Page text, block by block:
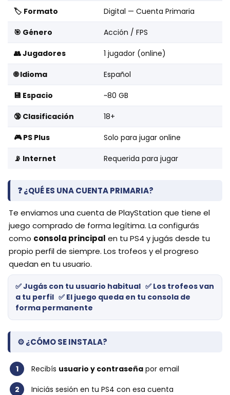
🏷️ Formato Digital — Cuenta Primaria
🎯 Género Acción / FPS
👥 Jugadores 1 jugador (online)
🌐 Idioma Español
💾 Espacio ~80 GB
🔞 Clasificación 18+
🎮 PS Plus Solo para jugar online
📡 Internet Requerida para jugar
❓ ¿QUÉ ES UNA CUENTA PRIMARIA?
Te enviamos una cuenta de PlayStation que tiene el
juego comprado de forma legítima. La configurás
como consola principal en tu PS4 y jugás desde tu
propio perfil de siempre. Los trofeos y el progreso
quedan en tu usuario.
✅ Jugás con tu usuario habitual ✅ Los trofeos van
a tu perfil ✅ El juego queda en tu consola de
forma permanente
⚙️ ¿CÓMO SE INSTALA?
1 Recibís usuario y contraseña por email
2
Iniciás sesión en tu PS4 con esa cuenta